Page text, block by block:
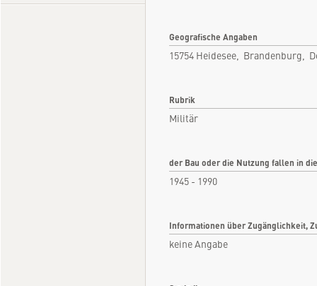
Geografische Angaben
15754 Heidesee, Brandenburg,
Rubrik
Militär
der Bau oder die Nutzung fallen in
1945 - 1990
Informationen über Zugänglichkeit,
keine Angabe